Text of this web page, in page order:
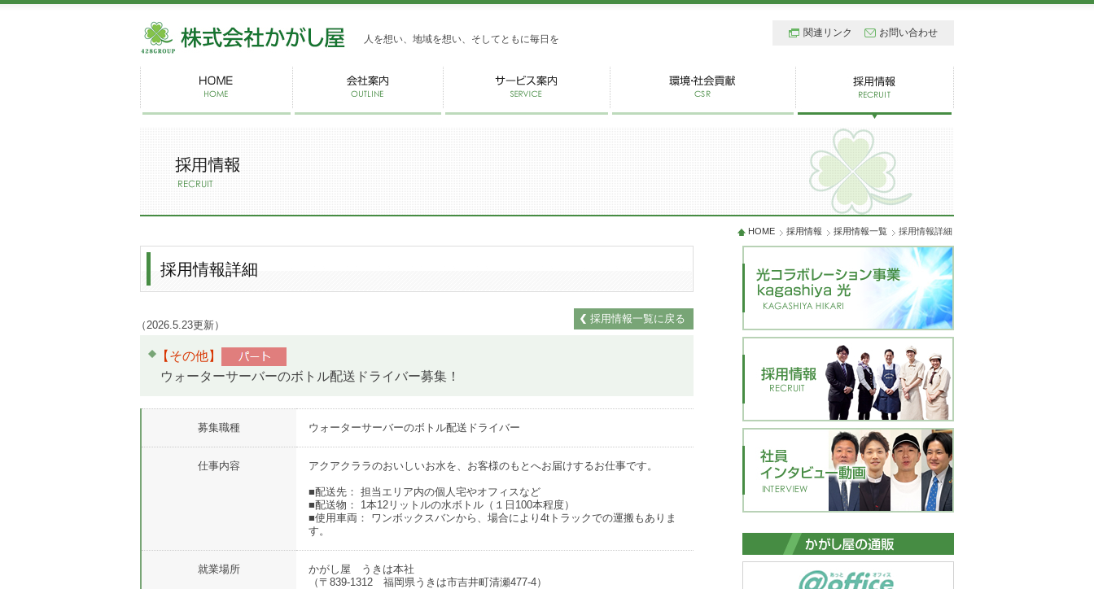
人を想い、地域を想い、そしてともに毎日を
関連リンク お問い合わせ
HOME 採用情報 採用情報一覧 採用情報詳細
採用情報詳細
（2026.5.23更新）
採用情報一覧に戻る
【その他】
ウォーターサーバーのボトル配送ドライバー募集！
募集職種 ウォーターサーバーのボトル配送ドライバー
仕事内容 アクアクララのおいしいお水を、お客様のもとへお届けするお仕事です。
■配送先： 担当エリア内の個人宅やオフィスなど
■配送物： 1本12リットルの水ボトル（１日100本程度）
■使用車両： ワンボックスバンから、場合により4tトラックでの運搬もありま
す。
就業場所
かがし屋 うきは本社
（〒839-1312 福岡県うきは市吉井町清瀬477-4）